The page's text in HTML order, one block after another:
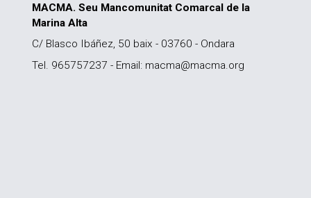
MACMA. Seu Mancomunitat Comarcal de la
Marina Alta
C/ Blasco Ibáñez, 50 baix - 03760 - Ondara
Tel. 965757237 - Email: macma@macma.org